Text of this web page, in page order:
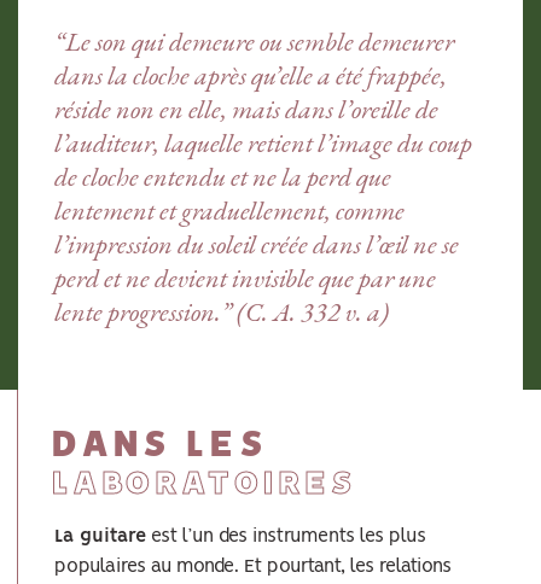
“Le son qui demeure ou semble demeurer
dans la cloche après qu’elle a été frappée,
réside non en elle, mais dans l’oreille de
l’auditeur, laquelle retient l’image du coup
de cloche entendu et ne la perd que
lentement et graduellement, comme
l’impression du soleil créée dans l’œil ne se
perd et ne devient invisible que par une
lente progression.” (C. A. 332 v. a)
DANS LES
LABORATOIRES
La guitare est l’un des instruments les plus
populaires au monde. Et pourtant, les relations